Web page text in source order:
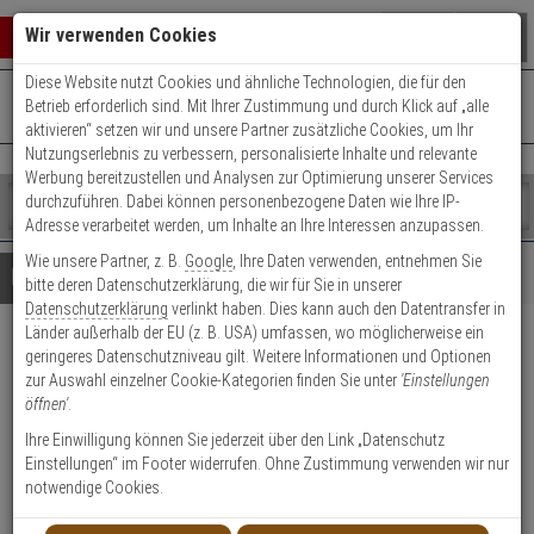
Warenkorb schließen
0 ARTIKEL IM WARENKORB
Ihr Warenkorb ist momentan leer.
Ergebnisse ()
Fertig
Shop
durchsuchen
Bitte
geben
Sie
mindestens
Zeichen
ein,
um
Suche
Es
wurde
noch
Kategorien
Suche
gestartet
+49 (0)821 899 493-0Mo. - Do.: 8:00 - 16:30 | Fr.: 8:00 - 14:00 Uhr
Kontaktservice nutzen
Details Beratung
ABUS FG300 W AL0125
abschließb. Fenstergriff, weiß
Produktmerkmale
Datenblatt drucken
Wir verwenden Cookies
Diese Website nutzt Cookies und ähnliche Technologien, die für den
Betrieb erforderlich sind. Mit Ihrer Zustimmung und durch Klick auf „alle
aktivieren“ setzen wir und unsere Partner zusätzliche Cookies, um Ihr
Nutzungserlebnis zu verbessern, personalisierte Inhalte und relevante
Werbung bereitzustellen und Analysen zur Optimierung unserer Services
durchzuführen. Dabei können personenbezogene Daten wie Ihre IP-
Adresse verarbeitet werden, um Inhalte an Ihre Interessen anzupassen.
Wie unsere Partner, z. B. Google , Ihre Daten verwenden, entnehmen Sie
bitte deren Datenschutzerklärung, die wir für Sie in unserer
Datenschutzerklärung verlinkt haben. Dies kann auch den Datentransfer in
Länder außerhalb der EU (z. B. USA) umfassen, wo möglicherweise ein
geringeres Datenschutzniveau gilt. Weitere Informationen und Optionen
zur Auswahl einzelner Cookie-Kategorien finden Sie unter 'Einstellungen
öffnen'.
Ihre Einwilligung können Sie jederzeit über den Link „Datenschutz
Einstellungen“ im Footer widerrufen. Ohne Zustimmung verwenden wir nur
notwendige Cookies.